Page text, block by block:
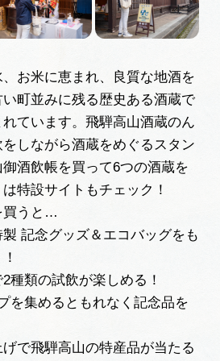
ョン
ー記事
「ＶＩＳＩＴ岐阜県」
ア観光キャンペーン
観光エリアガイド
お米に恵まれ、良質な地酒を
町並みに残る歴史ある酒蔵で
ています。飛騨高山酒蔵のん
しながら酒蔵をめぐるスタン
酒飲帳を買って6つの酒蔵を
特設サイトもチェック！
買うと…
記念グッズ＆エコバッグをも
種類の試飲が楽しめる！
を集めるともれなく記念品を
で飛騨高山の特産品が当たる